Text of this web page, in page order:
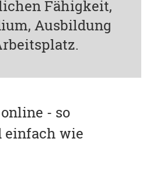
Fähigkeit,
Ausbildung
- so
einfach wie